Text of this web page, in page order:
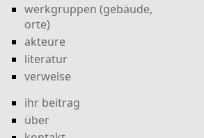
werkgruppen (gebäude,
orte)
akteure
literatur
verweise
ihr beitrag
über